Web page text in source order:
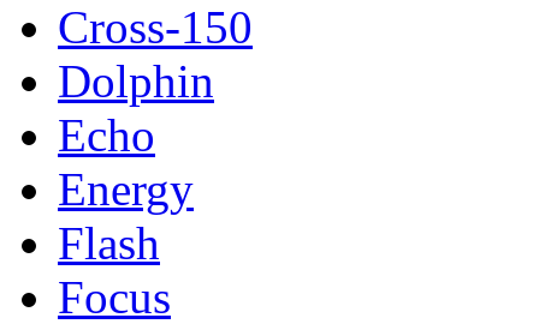
Cross-150
Dolphin
Echo
Energy
Flash
Focus